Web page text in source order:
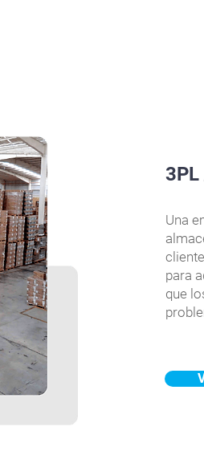
Una
para
que